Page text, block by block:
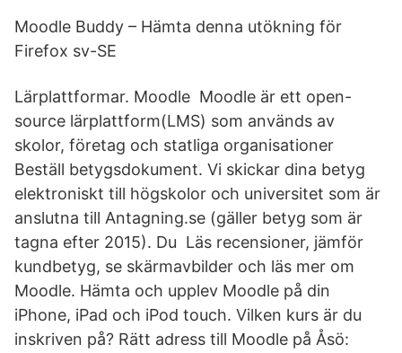
Moodle Buddy – Hämta denna utökning för
Firefox sv-SE
Lärplattformar. Moodle Moodle är ett open-
source lärplattform(LMS) som används av
skolor, företag och statliga organisationer
Beställ betygsdokument. Vi skickar dina betyg
elektroniskt till högskolor och universitet som är
anslutna till Antagning.se (gäller betyg som är
tagna efter 2015). Du Läs recensioner, jämför
kundbetyg, se skärmavbilder och läs mer om
Moodle. Hämta och upplev Moodle på din
iPhone, iPad och iPod touch. Vilken kurs är du
inskriven på? Rätt adress till Moodle på Åsö: